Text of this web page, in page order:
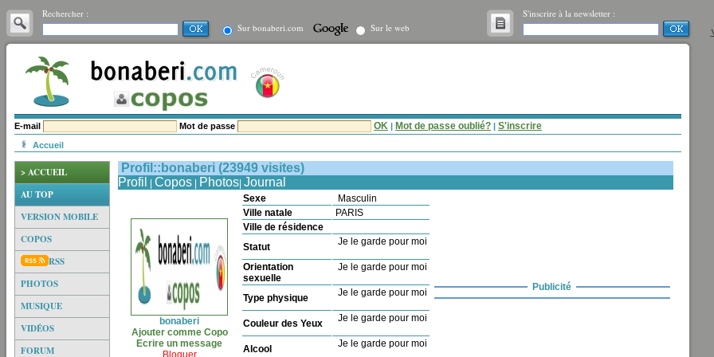
Rechercher :
Sur bonaberi.com
Sur le web
S'inscrire à la newsletter :
E-mail Mot de passe OK | Mot de passe oublié? | S'inscrire
Accueil
> ACCUEIL
AU TOP
VERSION MOBILE
COPOS
RSS
PHOTOS
MUSIQUE
VIDÉOS
FORUM
Profil::bonaberi (23949 visites)
Profil
Copos Photos Journal
bonaberi
Ajouter comme Copo
Ecrire un message
Bloquer
Sexe
Masculin
Ville natale
PARIS
Ville de résidence
Statut
Je le garde pour moi
Orientation
sexuelle
Je le garde pour moi
Type physique Je le garde pour moi
Couleur des Yeux Je le garde pour moi
Alcool Je le garde pour moi
Publicité